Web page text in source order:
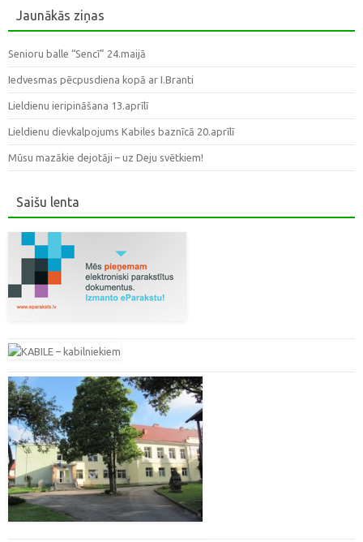
Jaunākās ziņas
Senioru balle “Sencī” 24.maijā
Iedvesmas pēcpusdiena kopā ar I.Branti
Lieldienu ieripināšana 13.aprīlī
Lieldienu dievkalpojums Kabiles baznīcā 20.aprīlī
Mūsu mazākie dejotāji – uz Deju svētkiem!
Saišu lenta